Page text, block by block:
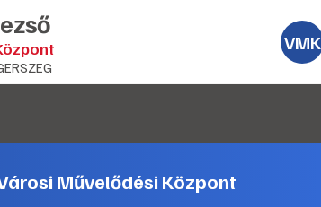
VMK
Művelődési Központ